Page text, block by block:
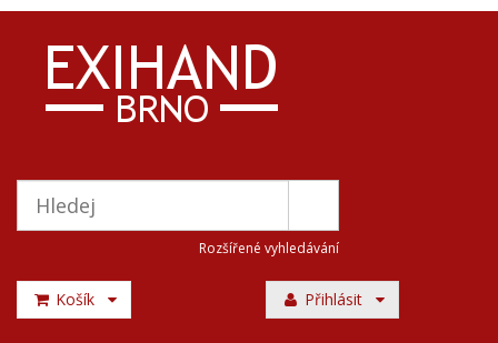
Rozšířené vyhledávání
Košík Přihlásit